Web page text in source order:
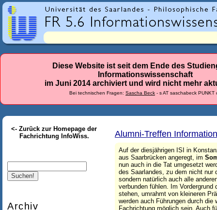
r
l
a
n
-
h
r
c
Diese Website ist seit dem Ende des
Informationswissenschaft
im Juni 2014 archiviert und wird nicht mehr
Bei technischen Fragen: Sascha Beck - s AT saschabeck PUNKT
<- Zurück zur Homepage der
Fachrichtung InfoWiss.
Archiv
Alumni-Treffen
Auf der diesjährigen ISI in
aus Saarbrücken angeregt, im
nun auch in die Tat umgesetzt
des Saarlandes, zu dem nicht nur
sondern natürlich auch alle
verbunden fühlen. Im
stehen, umrahmt von kleineren
werden auch Führungen durch
Fachrichtung möglich sein. Auch